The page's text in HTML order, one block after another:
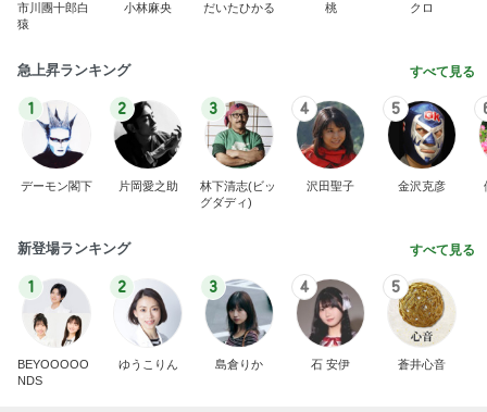
市川團十郎白
猿
小林麻央 だいたひかる 桃 クロ
急上昇ランキング すべて見る
1
デーモン閣下
2
片岡愛之助
3
林下清志(ビッ
グダディ)
4
沢田聖子
5
金沢克彦
新登場ランキング すべて見る
1
BEYOOOOO
NDS
2
ゆうこりん
3
島倉りか
4
石 安伊
5
蒼井心音